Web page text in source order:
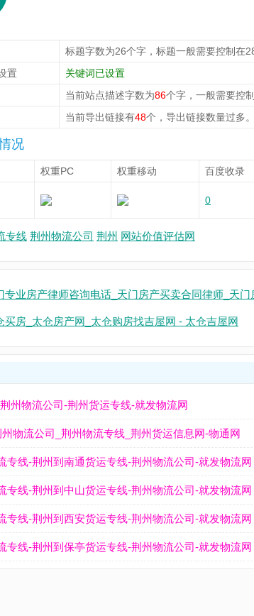
标题字数为26个字，标题一般需要控制在
置
关键词已设置
当前站点描述字数为86个字，一般需要控
当前导出链接有48个，导出链接数量过多。
况
权重PC 权重移动 百度收录
0
专线 荆州物流公司 荆州 网站价值评估网
专业房产律师咨询电话_天门房产买卖合同律师_天
买房_太仓房产网_太仓购房找吉屋网 - 太仓吉屋网
州物流公司-荆州货运专线-就发物流网
物流公司_荆州物流专线_荆州货运信息网-物通网
专线-荆州到南通货运专线-荆州物流公司-就发物流网
专线-荆州到中山货运专线-荆州物流公司-就发物流网
专线-荆州到西安货运专线-荆州物流公司-就发物流网
专线-荆州到保亭货运专线-荆州物流公司-就发物流网